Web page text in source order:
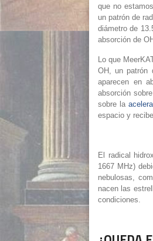
que no
un patrón de
diámetro de
absorción de
Lo que
OH, un patrón
aparecen en
absorción
sobre la
espacio y
El radical
1667 MHz)
nebulosas,
nacen las
condiciones.